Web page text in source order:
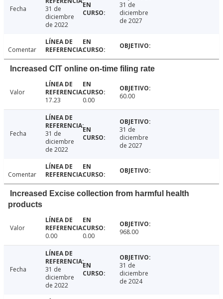
Fecha
31 de
diciembre
de 2022
31 de
diciembre
de 2027
Comentar
Increased CIT online on-time filing rate
Valor
17.23
0.00 60.00
Fecha
31 de
diciembre
de 2022
31 de
diciembre
de 2027
Comentar
Increased Excise collection from harmful health
products
Valor
0.00
0.00 968.00
Fecha
31 de
diciembre
de 2022
31 de
diciembre
de 2024